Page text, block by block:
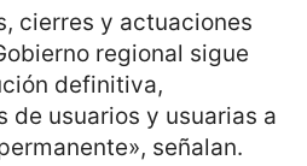
cierres y actuaciones
regional sigue
definitiva,
de usuarios y usuarias a
señalan.